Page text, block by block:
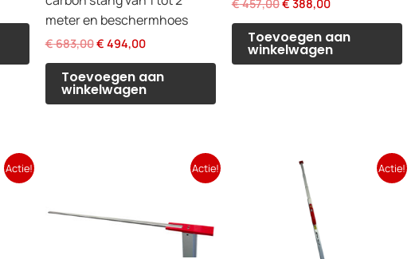
meter en beschermhoes
€683,00Oorspronkelijke
was:
€ 683,00.
€ 494,00Huidige
is:
€ 494,00.
Toevoegen aan
winkelwagen
€457,00
was:
€ 457,00.
€ 388,00
is:
€ 388,00.
Toevoegen aan
winkelwagen
Actie! Actie! Actie!